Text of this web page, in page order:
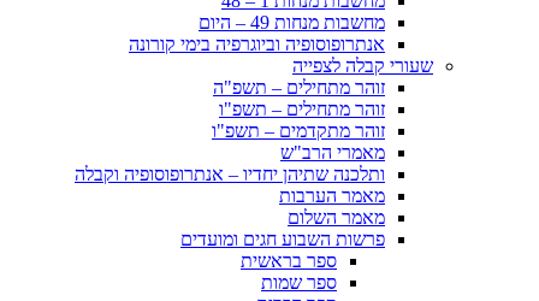
מחשבות מנחות 49 – היום
אנתרופוסופיה וביוגרפיה בימי קורונה
שעורי קבלה לצפייה
זוהר מתחילים – תשפ"ה
זוהר מתחילים – תשפ"ו
זוהר מתקדמים – תשפ"ו
מאמרי הרב"ש
ותלכנה שתיהן יחדיו – אנתרופוסופיה וקבלה
מאמר הערבות
מאמר השלום
פרשות השבוע חגים ומועדים
ספר בראשית
ספר שמות